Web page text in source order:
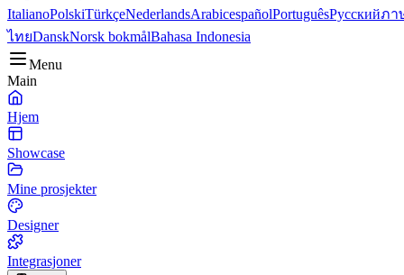
ItalianoPolskiTürkçeNederlandsArabicespañolPortuguêsРусскийภา
ไทยDanskNorsk bokmålBahasa Indonesia
Menu
Main
Hjem
Showcase
Mine prosjekter
Designer
Integrasjoner